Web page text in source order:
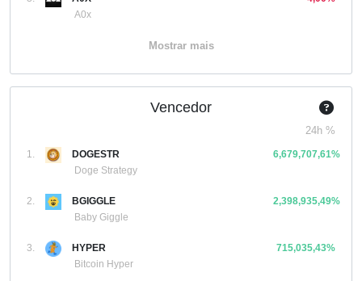
A0x
Mostrar mais
Vencedor
24h %
1.
DOGESTR
Doge Strategy
6,679,707,61%
2.
BGIGGLE
Baby Giggle
2,398,935,49%
3.
HYPER
Bitcoin Hyper
715,035,43%